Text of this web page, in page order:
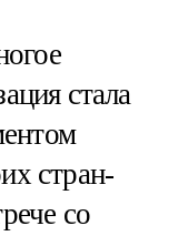
стала
стран-
со